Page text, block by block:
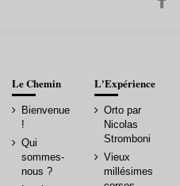
Le Chemin
Bienvenue
!
Qui
sommes-
nous ?
L'Expérience
Orto par
Nicolas
Stromboni
Vieux
millésimes